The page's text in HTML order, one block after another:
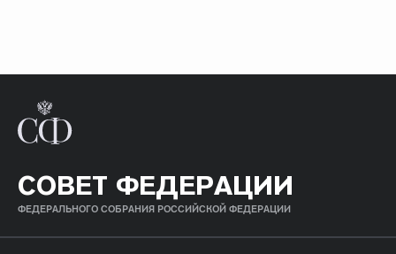
СОВЕТ ФЕДЕРАЦИИ
ФЕДЕРАЛЬНОГО СОБРАНИЯ РОССИЙСКОЙ ФЕДЕРАЦИИ